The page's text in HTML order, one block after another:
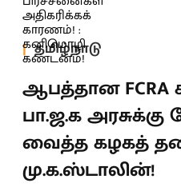
தமிழ்நாடு
ஆபத்தான FCRA
பா.ஜ.க
வைத்த கழகத்
மு.க.ஸ்டாலின்!